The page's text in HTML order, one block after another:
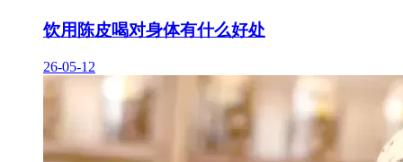
饮用陈皮喝对身体有什么好处
26-05-12